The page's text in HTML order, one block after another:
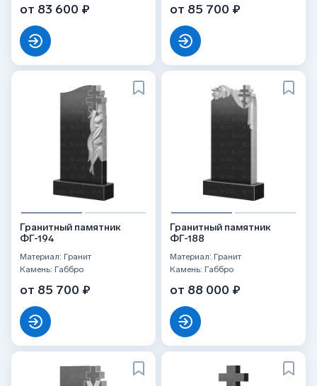
от 83 600 ₽ от 85 700 ₽
Гранитный памятник
ФГ-194
Материал: Гранит
Камень: Габбро
от 85 700 ₽
Гранитный памятник
ФГ-188
Материал: Гранит
Камень: Габбро
от 88 000 ₽